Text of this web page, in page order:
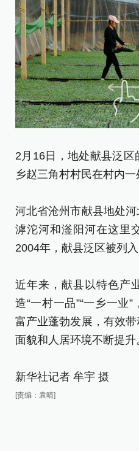
2月16日，地处献县泛
乡赵三角村村民在村内一
河北省沧州市献县地处
滹沱河和滏阳河在这里
2004年，献县泛区被列
近年来，献县以特色产
造“一村一品”“一乡一业
富产业蓬勃发展，有效
面貌和人居环境不断提升
新华社记者 牟宇 摄
[责编：袁晴]